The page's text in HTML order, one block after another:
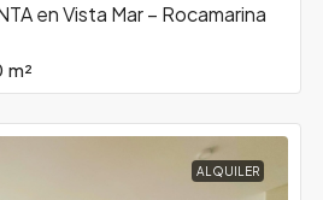
en Vista Mar – Rocamarina
m²
ALQUILER